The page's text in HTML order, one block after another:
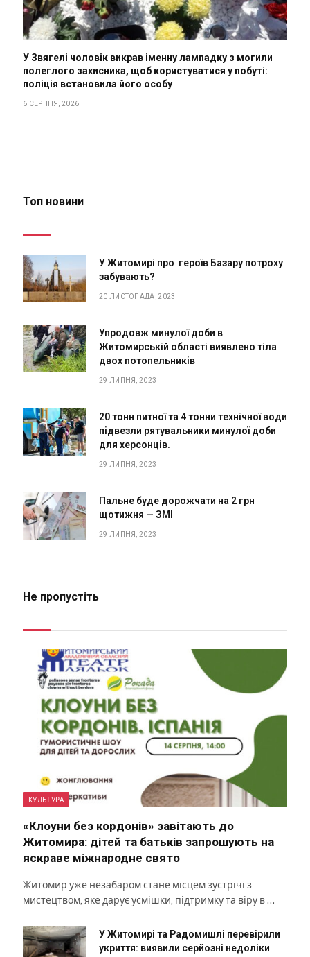
У Звягелі чоловік викрав іменну лампадку з могили
полеглого захисника, щоб користуватися у побуті:
поліція встановила його особу
6 СЕРПНЯ, 2026
Топ новини
У Житомирі про героїв Базару потроху
забувають?
20 ЛИСТОПАДА, 2023
Упродовж минулої доби в
Житомирській області виявлено тіла
двох потопельників
29 ЛИПНЯ, 2023
20 тонн питної та 4 тонни технічної води
підвезли рятувальники минулої доби
для херсонців.
29 ЛИПНЯ, 2023
Пальне буде дорожчати на 2 грн
щотижня — ЗМІ
29 ЛИПНЯ, 2023
Не пропустіть
КУЛЬТУРА
«Клоуни без кордонів» завітають до
Житомира: дітей та батьків запрошують на
яскраве міжнародне свято
Житомир уже незабаром стане місцем зустрічі з
мистецтвом, яке дарує усмішки, підтримку та віру в …
У Житомирі та Радомишлі перевірили
укриття: виявили серйозні недоліки